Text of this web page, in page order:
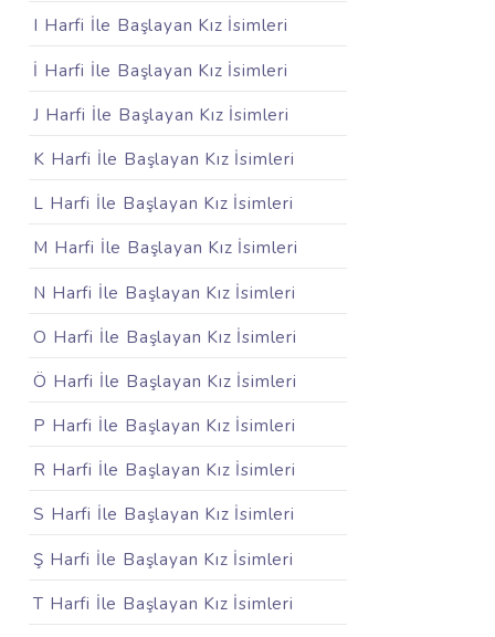
I Harfi İle Başlayan Kız İsimleri
İ Harfi İle Başlayan Kız İsimleri
J Harfi İle Başlayan Kız İsimleri
K Harfi İle Başlayan Kız İsimleri
L Harfi İle Başlayan Kız İsimleri
M Harfi İle Başlayan Kız İsimleri
N Harfi İle Başlayan Kız İsimleri
O Harfi İle Başlayan Kız İsimleri
Ö Harfi İle Başlayan Kız İsimleri
P Harfi İle Başlayan Kız İsimleri
R Harfi İle Başlayan Kız İsimleri
S Harfi İle Başlayan Kız İsimleri
Ş Harfi İle Başlayan Kız İsimleri
T Harfi İle Başlayan Kız İsimleri